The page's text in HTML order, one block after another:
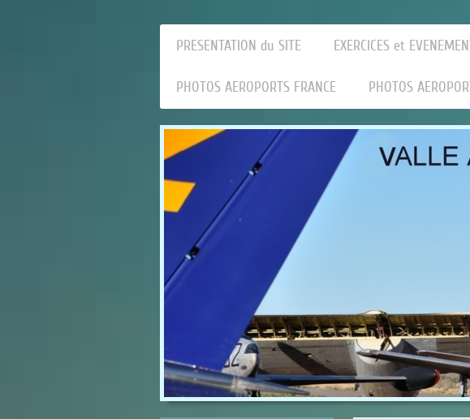
PRESENTATION du SITE EXERCICES et
PHOTOS AEROPORTS FRANCE PHOTOS